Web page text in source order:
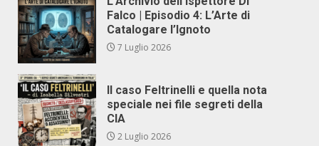
Falco | Episodio 4: L’Arte di
Catalogare l’Ignoto
7 Luglio 2026
Il caso Feltrinelli e quella nota
speciale nei file segreti della
CIA
2 Luglio 2026